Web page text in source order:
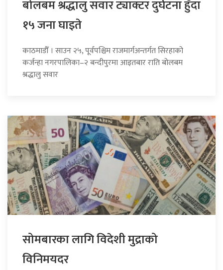
बोलबम श्रद्धालु सवार ट्याक्टर दुर्घटना हुँदा
१५ जना घाइते
काठमाडौँ । साउन २५, पूर्वपश्चिम राजमार्गअन्तर्गत सिरहाको
कर्जन्हा नगरपालिका–२ बन्दीपुरमा आइतबार राति बोलबम
श्रद्धालु सवार
सोमबारका लागि विदेशी मुद्राको
विनिमयदर